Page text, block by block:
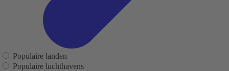
Populaire landen
Populaire luchthavens